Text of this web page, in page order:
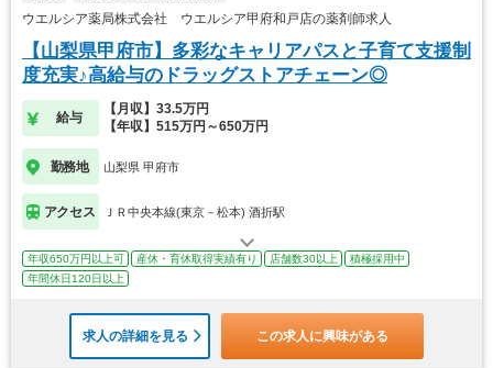
ウエルシア薬局株式会社 ウエルシア甲府和戸店の薬剤師求人
【山梨県甲府市】多彩なキャリアパスと子育て支援制
度充実♪高給与のドラッグストアチェーン◎
給与
【月収】33.5万円
【年収】515万円～650万円
勤務地 山梨県 甲府市
アクセス ＪＲ中央本線(東京－松本) 酒折駅
年収650万円以上可 産休・育休取得実績有り 店舗数30以上
積極採用中
年間休日120日以上
求人の詳細を見る この求人に興味がある